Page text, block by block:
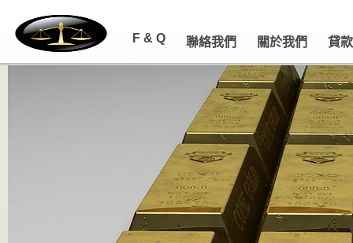
F & Q 聯絡我們 關於我們 貸